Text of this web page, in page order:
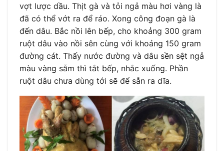
vợt lược dầu. Thịt gà và tỏi ngả màu hơi vàng là
đã có thể vớt ra để ráo. Xong công đoạn gà là
đến dâu. Bắc nồi lên bếp, cho khoảng 300 gram
ruột dâu vào nồi sên cùng với khoảng 150 gram
đường cát. Thấy nước đường và dâu sền sệt ngả
màu vàng sẫm thì tắt bếp, nhắc xuống. Phần
ruột dâu chưa dùng tới sẽ để sẵn ra dĩa.